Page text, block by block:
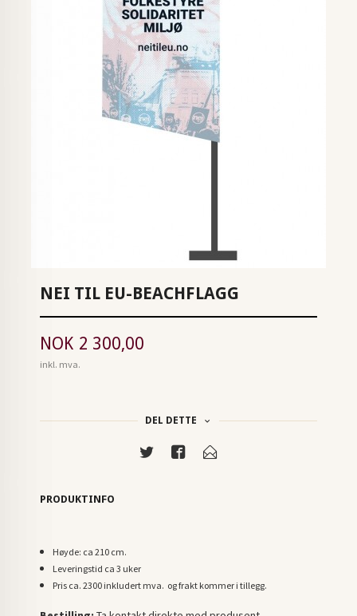
NEI TIL EU-BEACHFLAGG
Pris
NOK 2 300,00
inkl. mva.
DEL DETTE
PRODUKTINFO
Høyde: ca 210 cm.
Leveringstid ca 3 uker
Pris ca. 2300 inkludert mva. og frakt kommer i tillegg.